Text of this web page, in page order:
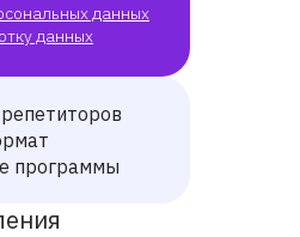
данных
данных
программы